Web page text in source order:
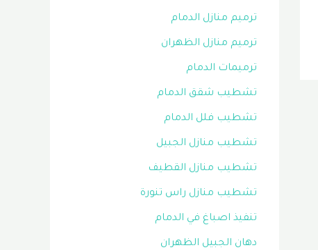
ترميم منازل الدمام
ترميم منازل الظهران
ترميمات الدمام
تشطيب شقق الدمام
تشطيب فلل الدمام
تشطيب منازل الجبيل
تشطيب منازل القطيف
تشطيب منازل راس تنورة
تنفيذ اصباغ في الدمام
دهان الجبيل الظهران